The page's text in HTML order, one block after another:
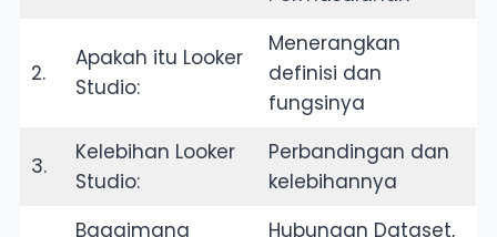
2.
Apakah itu Looker
Studio:
Menerangkan
definisi dan
fungsinya
3.
Kelebihan Looker
Studio:
Perbandingan dan
kelebihannya
Bagaimana
Hubungan Dataset,